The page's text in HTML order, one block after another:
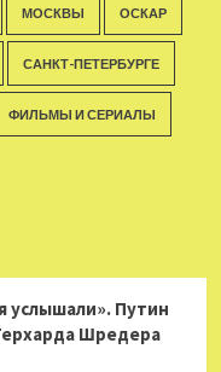
МОСКВЫ ОСКАР
САНКТ-ПЕТЕРБУРГЕ
ФИЛЬМЫ И СЕРИАЛЫ
услышали». Путин
Шредера